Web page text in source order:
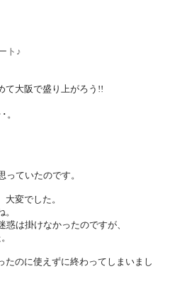
ト♪
て大阪で盛り上がろう!!
。
ていたのです。
変でした。
は掛けなかったのですが、
のに使えずに終わってしまいまし